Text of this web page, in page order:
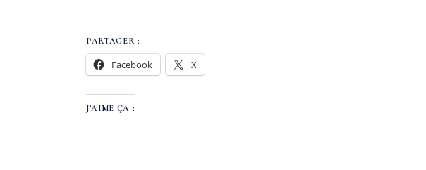
PARTAGER :
Facebook X
J’AIME ÇA :